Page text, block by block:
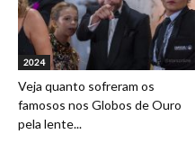
2024
Veja quanto sofreram os
famosos nos Globos de Ouro
pela lente...